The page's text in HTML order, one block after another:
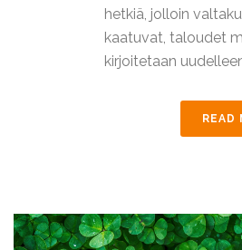
hetkiä, jolloin
kaatuvat, taloudet
kirjoitetaan
READ